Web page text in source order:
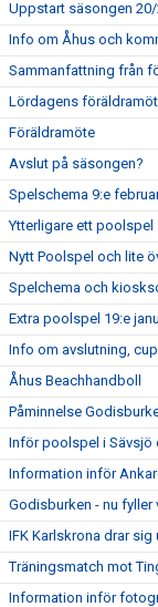
Uppstart säsongen 20/
Info om Åhus och
Sammanfattning från
Lördagens
Föräldramöte
Avslut på säsongen?
Spelschema 9:e
Ytterligare ett
Nytt Poolspel och lite
Spelchema och
Extra poolspel 19:e
Info om avslutning,
Åhus Beachhandboll
Påminnelse
Inför poolspel i Sävsjö
Information inför
Godisburken - nu fyller
IFK Karlskrona drar sig
Träningsmatch mot
Information inför